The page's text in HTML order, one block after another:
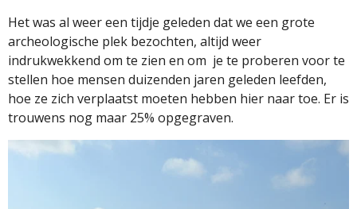
Het was al weer een tijdje geleden dat we een grote
archeologische plek bezochten, altijd weer
indrukwekkend om te zien en om je te proberen voor te
stellen hoe mensen duizenden jaren geleden leefden,
hoe ze zich verplaatst moeten hebben hier naar toe. Er is
trouwens nog maar 25% opgegraven.